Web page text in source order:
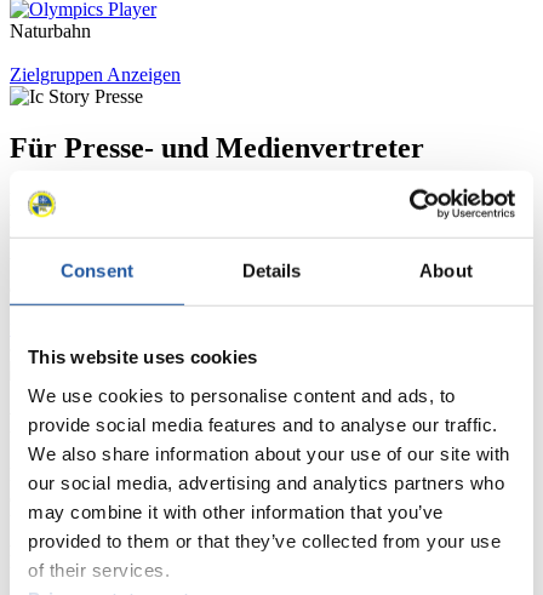
Consent Details About
This website uses cookies
We use cookies to personalise content and ads, to
provide social media features and to analyse our traffic.
We also share information about your use of our site with
our social media, advertising and analytics partners who
may combine it with other information that you’ve
provided to them or that they’ve collected from your use
of their services.
Naturbahn
Zielgruppen Anzeigen
Für Presse- und Medienvertreter
Hier finden Sie Informationen für Presse- und Medienvertreter. Sie
haben Zugriff auf Athletenbiographien und Informationen zu
Wettkämpfen. Außerdem können Sie Ihre Medienakkreditierung
beantragen, die Grundregeln des Rennrodelsports einsehen und
Für Nationale Verbände
Hier können Sie sich über allgemeine Neuigkeiten informieren, das
aktuelle Regelwerk sowie Richtlinien zu Wettkämpfen, Anti-Doping
und Fairplay nachlesen, auf Athletenbiographien zugreifen,
Ausschreibungen für Wettkämpfe herunterladen, sowie auf die
Mitgliedersektion zugreifen.